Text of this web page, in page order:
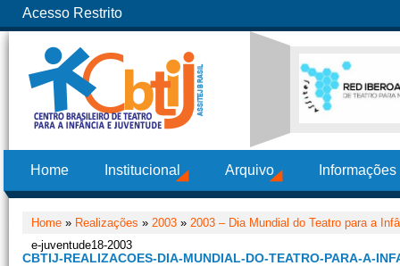
Acesso Restrito
Home Institucional Arquivo
Home » Realizações » 2003 » 2003 – Dia Mundial do Teatro para a
e-juventude18-2003
CBTIJ-REALIZACOES-DIA-MUNDIAL-DO-TEATRO-PARA-A-